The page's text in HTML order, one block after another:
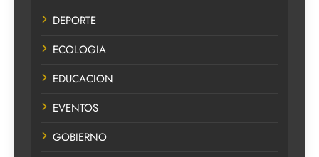
DEPORTE
ECOLOGIA
EDUCACION
EVENTOS
GOBIERNO